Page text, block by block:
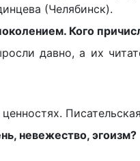
(Челябинск).
Кого
давно, а их
невежество, эгоизм?